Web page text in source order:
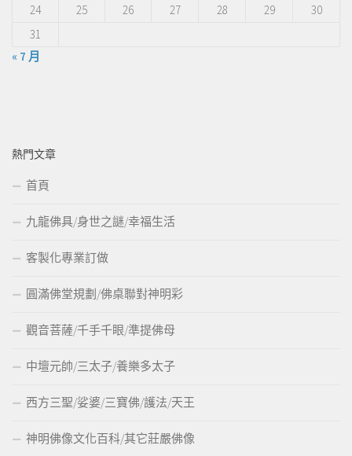
24
25 26 27 28 29
30
31
« 7 月
熱門文章
首頁
九龍佛具/身世之謎/幸福生活
客製化專業訂做
圓滿佛堂規劃/佛桌聯對神明彩
觀音菩薩/千手千眼/準提佛母
中壇元帥/三太子/養樂多太子
西方三聖/娑婆/三寶佛/護法/天王
神明佛像文化百科/其它莊嚴佛像